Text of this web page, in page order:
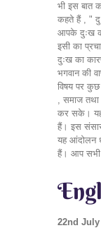
भी इस बात
कहते हैं , "
आपके दुःख
इसी का
दुःख का
भगवान की
विषय पर
, समाज तथा
कर सके। यह
हैं। इस
यह आंदोलन
हैं। आप सभी
22nd July